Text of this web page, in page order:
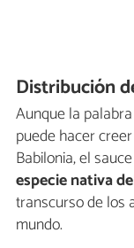
Distribución
Aunque la
puede hacer
Babilonia, el
especie nativa
transcurso de los
mundo.